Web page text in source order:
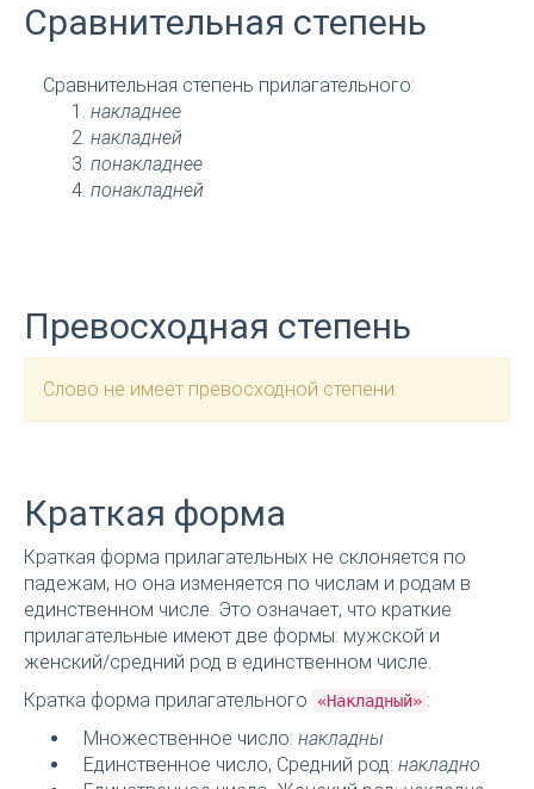
Сравнительная степень
Сравнительная степень прилагательного:
накладнее
накладней
понакладнее
понакладней
Превосходная степень
Слово не имеет превосходной степени.
Краткая форма
Краткая форма прилагательных не склоняется по
падежам, но она изменяется по числам и родам в
единственном числе. Это означает, что краткие
прилагательные имеют две формы: мужской и
женский/средний род в единственном числе.
Кратка форма прилагательного
«Накладный» :
Множественное число: накладны
Единственное число, Средний род: накладно